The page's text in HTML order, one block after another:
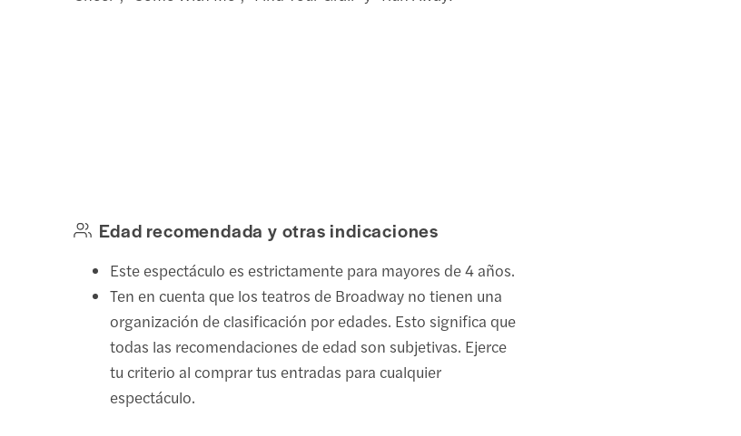
Edad recomendada y otras indicaciones
Este espectáculo es estrictamente para mayores de 4 años.
Ten en cuenta que los teatros de Broadway no tienen una
organización de clasificación por edades. Esto significa que
todas las recomendaciones de edad son subjetivas. Ejerce
tu criterio al comprar tus entradas para cualquier
espectáculo.